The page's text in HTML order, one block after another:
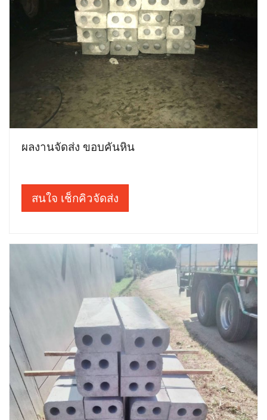
ผลงานจัดส่ง ขอบคันหิน
สนใจ เช็กคิวจัดส่ง